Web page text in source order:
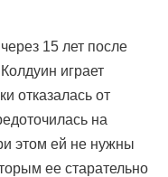
15 лет после
играет
отказалась от
на
этом ей не нужны
ее старательно